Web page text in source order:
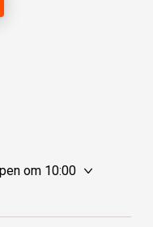
om 10:00
10:00 - 17:30